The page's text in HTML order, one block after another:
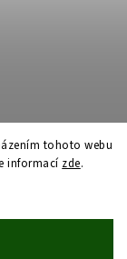
tohoto webu
informací zde.
vyhrazena.